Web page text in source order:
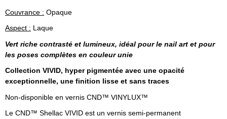
Couvrance : Opaque
Aspect : Laque
Vert riche contrasté et lumineux, idéal pour le nail art et pour
les poses complètes en couleur unie
Collection VIVID, hyper pigmentée avec une opacité
exceptionnelle, une finition lisse et sans traces
Non-disponible en vernis CND™ VINYLUX™
Le CND™ Shellac VIVID est un vernis semi-permanent